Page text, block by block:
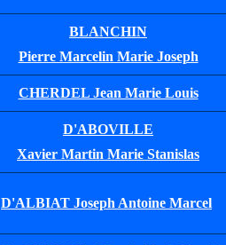
BLANCHIN
Pierre Marcelin Marie Joseph
CHERDEL Jean Marie Louis
D'ABOVILLE
Xavier Martin Marie Stanislas
D'ALBIAT Joseph Antoine Marcel